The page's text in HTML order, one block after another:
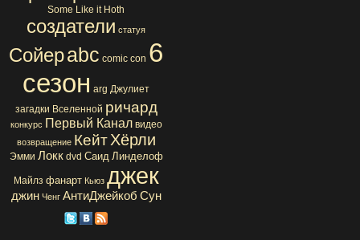
Some Like it Hoth
создатели статуя
Сойерabc comic con 6
сезон arg Джулиет
загадки Вселенной ричард
конкурс Первый Канал видео
возвращение Кейт Хёрли
Эмми Локк dvd Саид Линделоф
Майлз фанарт Кьюз джек
джин Ченг АнтиДжейкоб Сун